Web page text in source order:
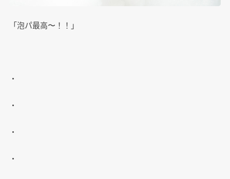
「泡パ最高〜！！」
・
・
・
・